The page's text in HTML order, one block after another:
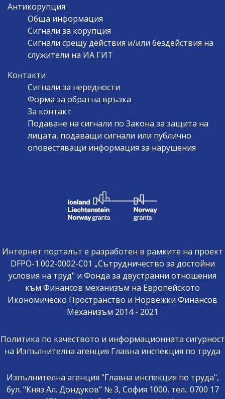
Антикорупция
Обща информация
Сигнали за корупция
Сигнали срещу действия и/или бездействия на
служители на ИА ГИТ
Контакти
Сигнали за нередности
Форма за обратна връзка
За контакт
Подаване на сигнали по Закона за защита на
лицата, подаващи сигнали или публично
оповестяващи информация за нарушения
Интернет порталът е разработен в рамките на проект
DFPO-1.002-0002-C01 „Сътрудничество за достойни
условия на труд" и Фонда за двустранни отношения
към Финансов механизъм на Европейското
Икономическо Пространство и Норвежки Финансов
Механизъм 2014 - 2021
Политика по качеството и информационната сигурност
на Изпълнителна агенция Главна инспекция по труда
Изпълнителна агенция "Главна инспекция по труда",
бул. "Княз Ал. Дондуков" № 3, София 1000, тел.: 0700 17